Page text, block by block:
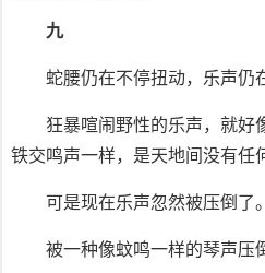
九
蛇腰仍在不停扭动，乐声仍
狂暴喧闹野性的乐声，就好
铁交鸣声一样，是天地间没有任
可是现在乐声忽然被压倒了。
被一种像蚊鸣一样的琴声压